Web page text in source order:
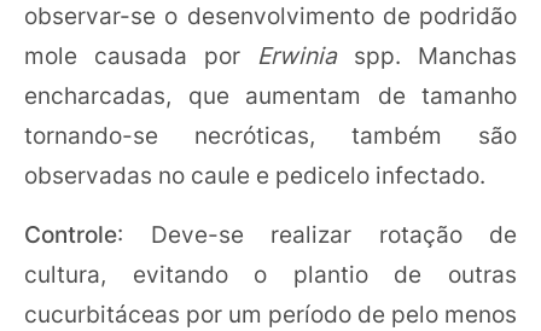
observar-se o desenvolvimento de podridão
mole causada por Erwiniaspp. Manchas
encharcadas, que aumentam de tamanho
tornando-se necróticas, também são
observadas no caule e pedicelo infectado.
Controle: Deve-se realizar rotação de
cultura, evitando o plantio de outras
cucurbitáceas por um período de pelo menos